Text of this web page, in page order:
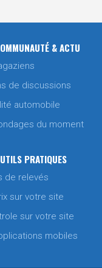
& ACTU
de discussions
automobile
du moment
PRATIQUES
de relevés
sur votre site
sur votre site
mobiles